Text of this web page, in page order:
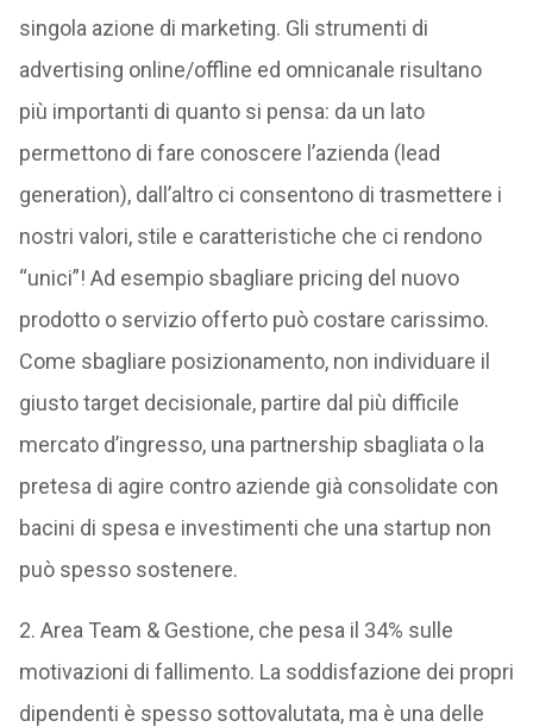
singola azione di marketing. Gli strumenti di
advertising online/offline ed omnicanale risultano
più importanti di quanto si pensa: da un lato
permettono di fare conoscere l’azienda (lead
generation), dall’altro ci consentono di trasmettere i
nostri valori, stile e caratteristiche che ci rendono
“unici”! Ad esempio sbagliare pricing del nuovo
prodotto o servizio offerto può costare carissimo.
Come sbagliare posizionamento, non individuare il
giusto target decisionale, partire dal più difficile
mercato d’ingresso, una partnership sbagliata o la
pretesa di agire contro aziende già consolidate con
bacini di spesa e investimenti che una startup non
può spesso sostenere.
2. Area Team & Gestione, che pesa il 34% sulle
motivazioni di fallimento. La soddisfazione dei propri
dipendenti è spesso sottovalutata, ma è una delle